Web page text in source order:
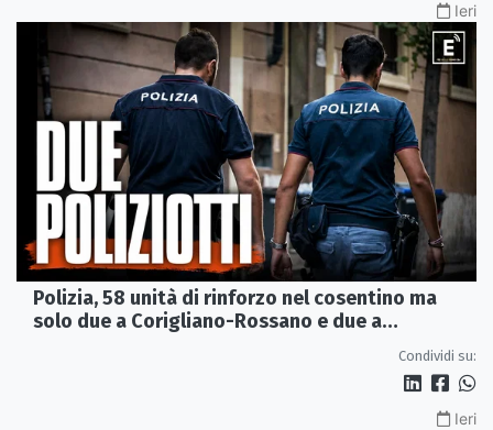
Ieri
Polizia, 58 unità di rinforzo nel cosentino ma
solo due a Corigliano-Rossano e due a
Condividi su:
Ieri